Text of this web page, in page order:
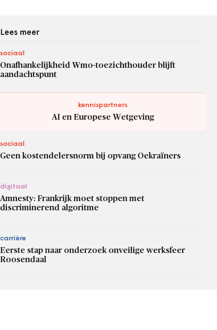
Lees meer
sociaal
Onafhankelijkheid Wmo-toezichthouder blijft
aandachtspunt
kennispartners
AI en Europese Wetgeving
sociaal
Geen kostendelersnorm bij opvang Oekraïners
digitaal
Amnesty: Frankrijk moet stoppen met
discriminerend algoritme
carrière
Eerste stap naar onderzoek onveilige werksfeer
Roosendaal